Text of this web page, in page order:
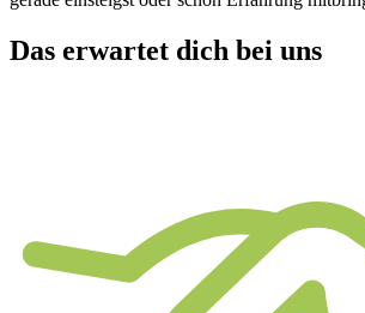
Das erwartet dich bei uns